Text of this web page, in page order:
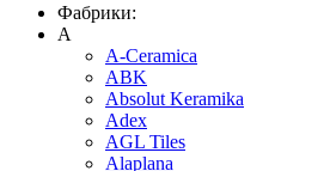
Фабрики:
A
A-Ceramica
ABK
Absolut Keramika
Adex
AGL Tiles
Alaplana